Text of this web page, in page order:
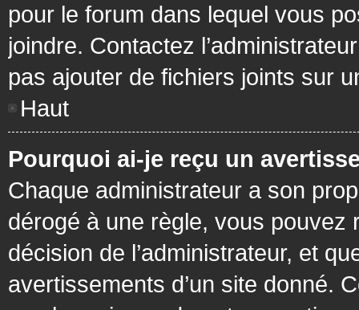
pour le forum dans lequel vous
joindre. Contactez
pas ajouter de fichiers joints sur
Haut
Pourquoi ai-je reçu un
Chaque administrateur a son
dérogé à une règle, vous pouvez
décision de l’administrateur, et
avertissements d’un site donné.